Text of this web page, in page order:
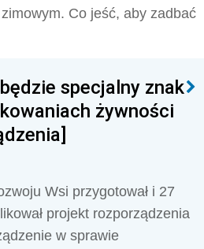
Co jeść, aby zadbać
specjalny znak
żywności
Wsi przygotował i 27
projekt rozporządzenia
w sprawie